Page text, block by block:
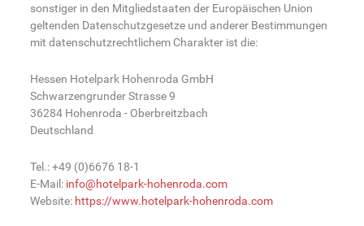
sonstiger in den Mitgliedstaaten der Europäischen Union
geltenden Datenschutzgesetze und anderer Bestimmungen
mit datenschutzrechtlichem Charakter ist die:
Hessen Hotelpark Hohenroda GmbH
Schwarzengrunder Strasse 9
36284 Hohenroda - Oberbreitzbach
Deutschland
Tel.: +49 (0)6676 18-1
E-Mail: info@hotelpark-hohenroda.com
Website: https://www.hotelpark-hohenroda.com